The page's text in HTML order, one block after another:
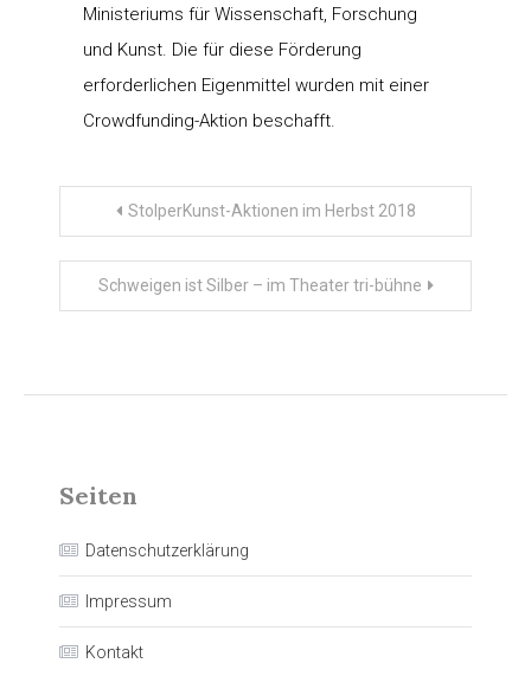
Ministeriums für Wissenschaft, Forschung
und Kunst. Die für diese Förderung
erforderlichen Eigenmittel wurden mit einer
Crowdfunding-Aktion beschafft.
Beitragsnavigation
StolperKunst-Aktionen im Herbst 2018
Schweigen ist Silber – im Theater tri-bühne
Seiten
Datenschutzerklärung
Impressum
Kontakt